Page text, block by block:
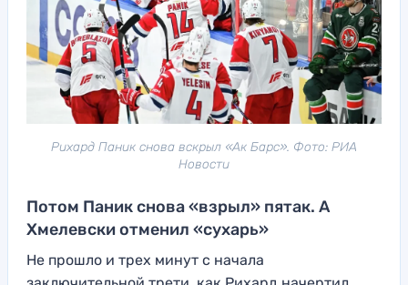
Рихард Паник снова вскрыл «Ак Барс». Фото: РИА
Новости
Потом Паник снова «взрыл» пятак. А
Хмелевски отменил «сухарь»
Не прошло и трех минут с начала